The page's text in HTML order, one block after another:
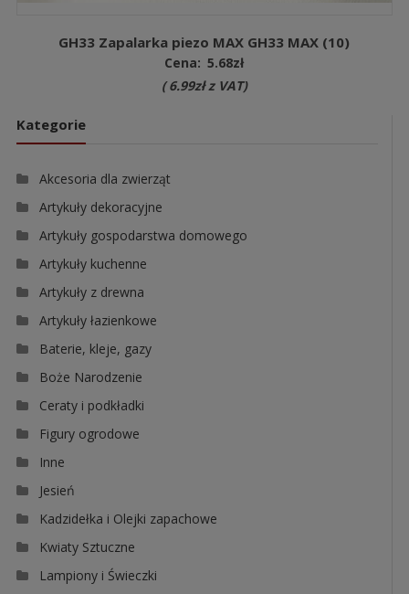
GH33 Zapalarka piezo MAX GH33 MAX (10)
Cena: 5.68zł
( 6.99złz VAT)
Kategorie
Akcesoria dla zwierząt
Artykuły dekoracyjne
Artykuły gospodarstwa domowego
Artykuły kuchenne
Artykuły z drewna
Artykuły łazienkowe
Baterie, kleje, gazy
Boże Narodzenie
Ceraty i podkładki
Figury ogrodowe
Inne
Jesień
Kadzidełka i Olejki zapachowe
Kwiaty Sztuczne
Lampiony i Świeczki